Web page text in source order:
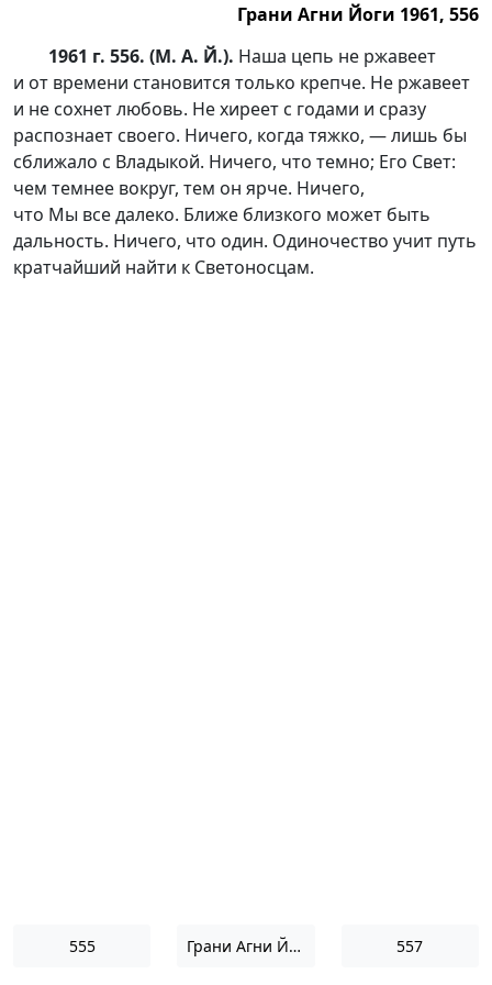
Грани Агни Йоги 1961, 556
1961 г. 556. (М. А. Й.). Наша цепь не ржавеет
и от времени становится только крепче. Не ржавеет
и не сохнет любовь. Не хиреет с годами и сразу
распознает своего. Ничего, когда тяжко, — лишь бы
сближало с Владыкой. Ничего, что темно; Его Свет:
чем темнее вокруг, тем он ярче. Ничего,
что Мы все далеко. Ближе близкого может быть
дальность. Ничего, что один. Одиночество учит путь
кратчайший найти к Светоносцам.
555 Грани Агни Йоги 1961 557